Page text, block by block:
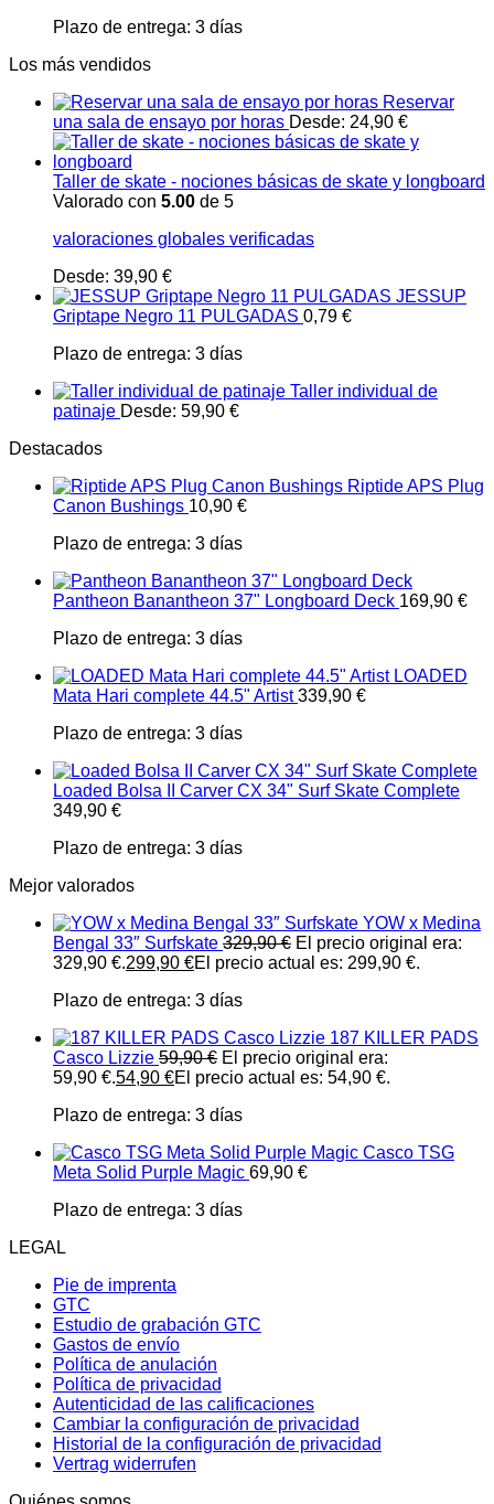
Plazo de entrega: 3 días
Los más vendidos
Reservar
una sala de ensayo por horas Desde: 24,90 €
Taller de skate - nociones básicas de skate y longboard
Valorado con 5.00 de 5
valoraciones globales verificadas
Desde: 39,90 €
JESSUP
Griptape Negro 11 PULGADAS 0,79 €
Plazo de entrega: 3 días
Taller individual de
patinaje Desde: 59,90 €
Destacados
Riptide APS Plug
Canon Bushings 10,90 €
Plazo de entrega: 3 días
Pantheon Banantheon 37" Longboard Deck 169,90 €
Plazo de entrega: 3 días
LOADED
Mata Hari complete 44.5" Artist 339,90 €
Plazo de entrega: 3 días
Loaded Bolsa II Carver CX 34" Surf Skate Complete
349,90 €
Plazo de entrega: 3 días
Mejor valorados
YOW x Medina
Bengal 33″ Surfskate 329,90€ El precio original era:
329,90 €.299,90 €El precio actual es: 299,90 €.
Plazo de entrega: 3 días
187 KILLER PADS
Casco Lizzie 59,90€ El precio original era:
59,90 €.54,90 €El precio actual es: 54,90 €.
Plazo de entrega: 3 días
Casco TSG
Meta Solid Purple Magic 69,90 €
Plazo de entrega: 3 días
LEGAL
Pie de imprenta
GTC
Estudio de grabación GTC
Gastos de envío
Política de anulación
Política de privacidad
Autenticidad de las calificaciones
Cambiar la configuración de privacidad
Historial de la configuración de privacidad
Vertrag widerrufen